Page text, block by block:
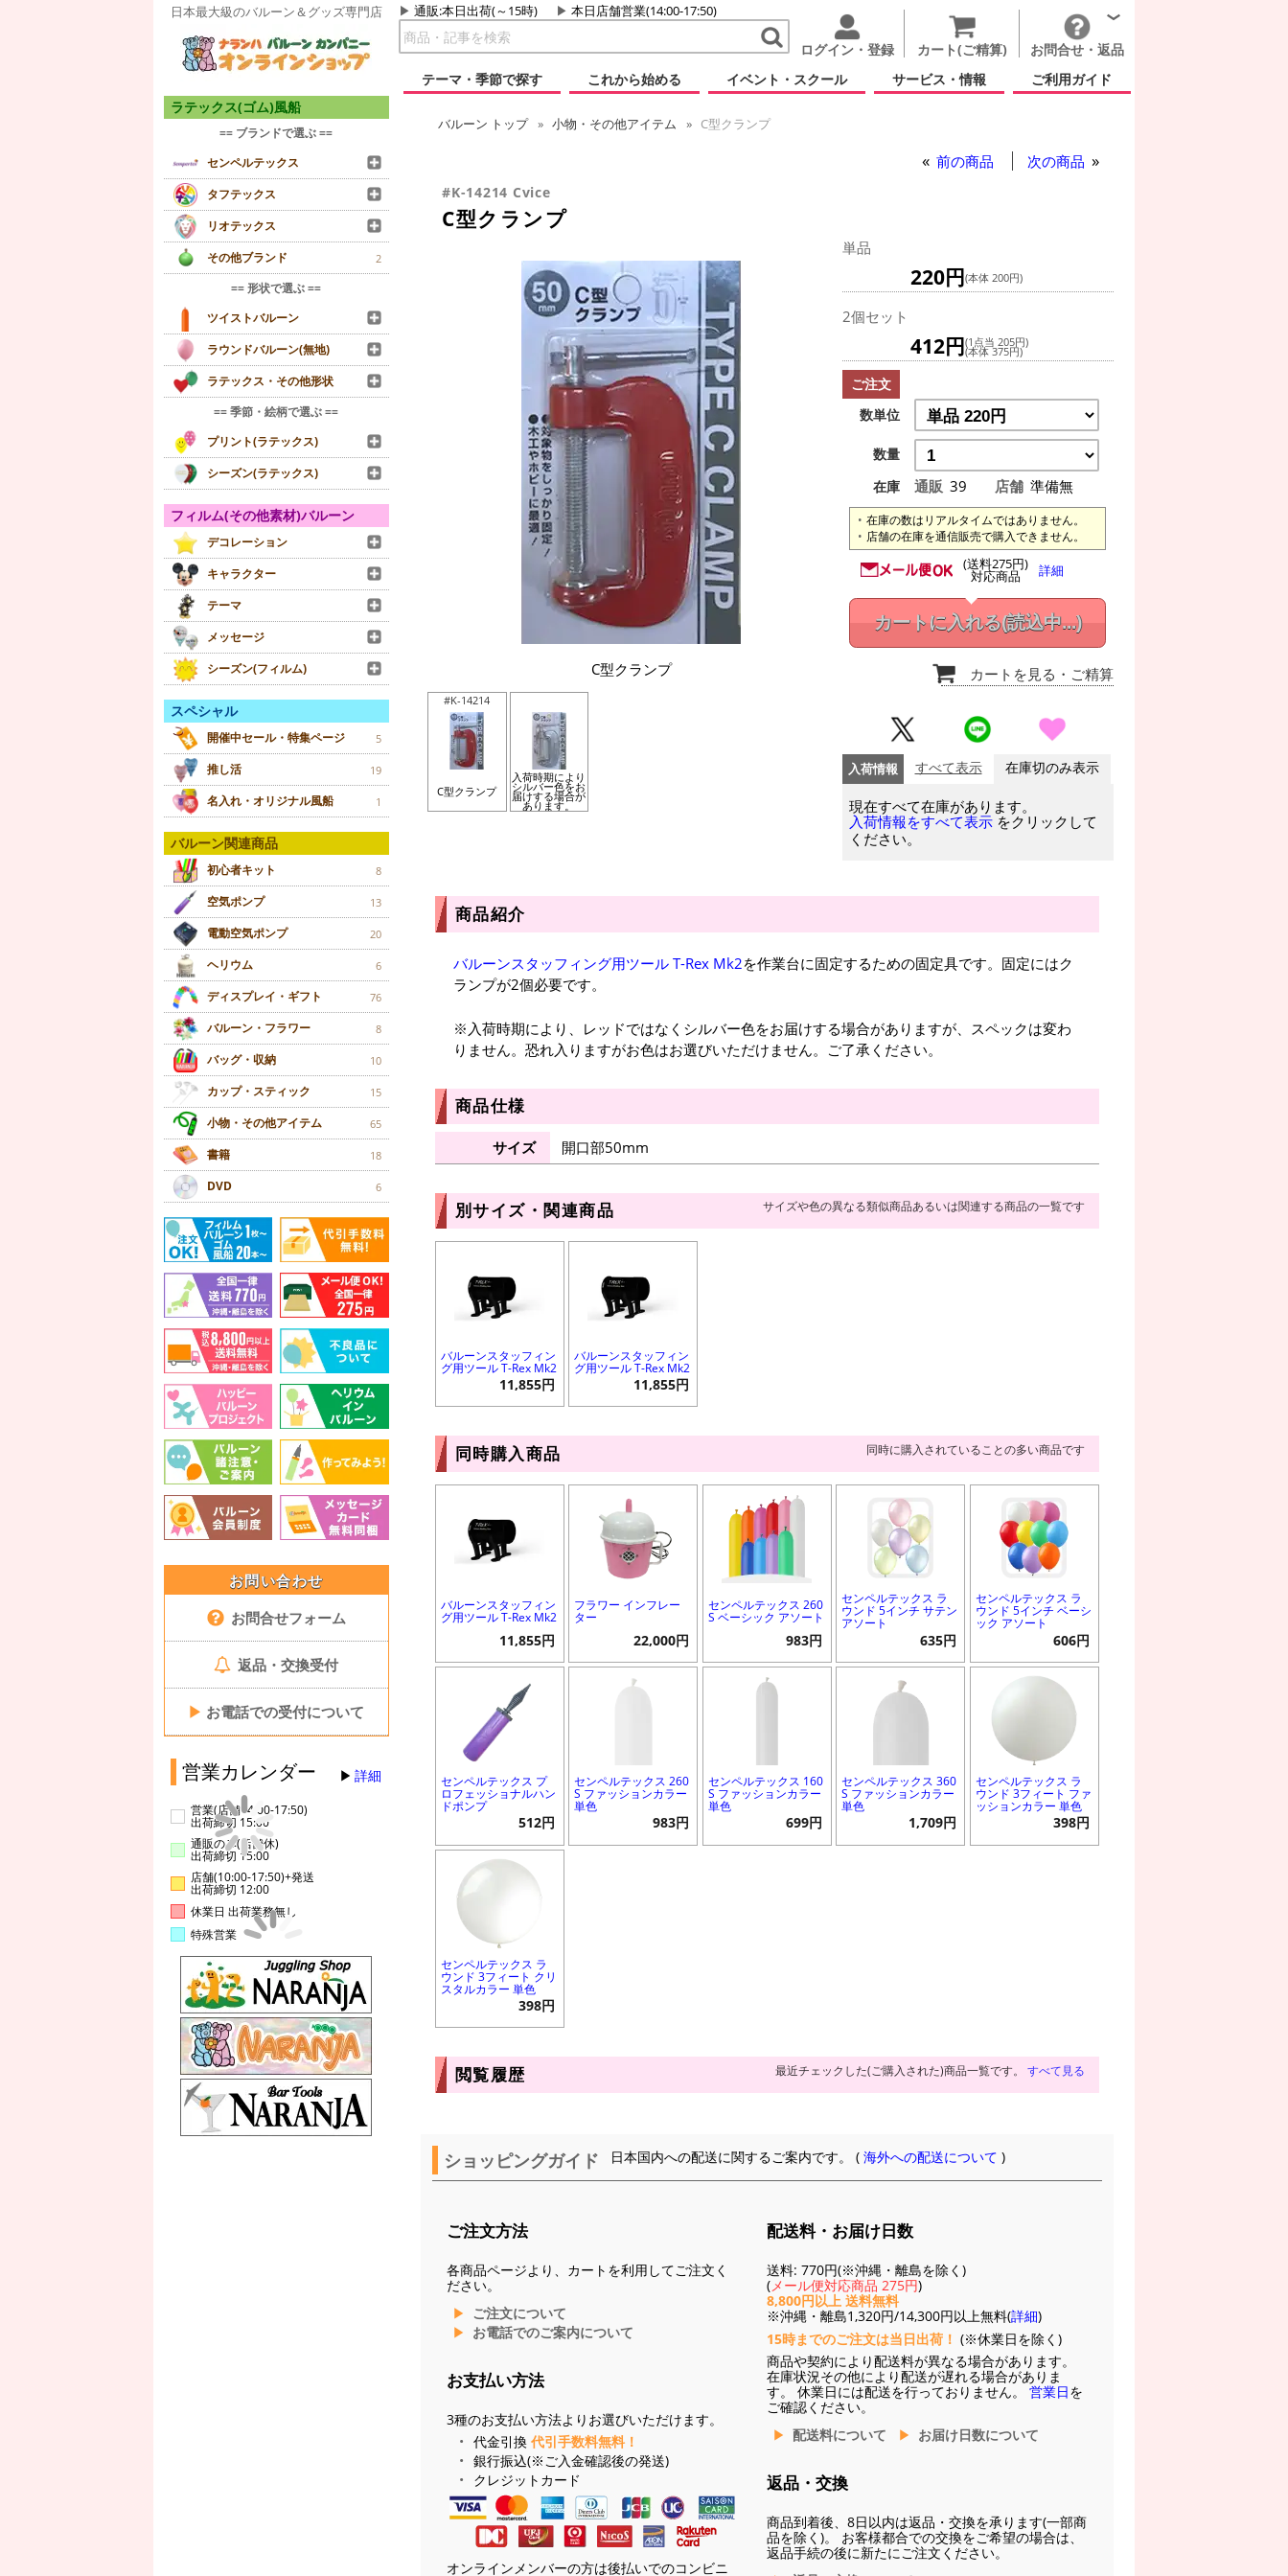
日本最大級のバルーン＆グッズ専門店 通販:本日出荷(～15時) 本日店舗営業(14:00-17:50)
ログイン・登録 カート(ご精算)
お問合せ・返品
テーマ・季節で探す
これから始める イベント・スクール サービス・情報 ご利用ガイド
ラテックス(ゴム)風船
== ブランドで選ぶ ==
センペルテックス
タフテックス
リオテックス
その他ブランド
2
== 形状で選ぶ ==
ツイストバルーン
ラウンドバルーン(無地)
ラテックス・その他形状
== 季節・絵柄で選ぶ ==
プリント(ラテックス)
シーズン(ラテックス)
フィルム(その他素材)バルーン
デコレーション
キャラクター
テーマ
メッセージ
シーズン(フィルム)
スペシャル
開催中セール・特集ページ 5
推し活 19
名入れ・オリジナル風船 1
バルーン関連商品
初心者キット 8
空気ポンプ 13
電動空気ポンプ 20
ヘリウム 6
ディスプレイ・ギフト 76
バルーン・フラワー 8
バッグ・収納 10
カップ・スティック 15
小物・その他アイテム 65
書籍 18
DVD 6
お問い合わせ
お問合せフォーム
返品・交換受付
▶ お電話での受付について
営業カレンダー 詳細
営業(店舗14:00-17:50)
出荷締切 15:00
通販のみ(店舗休)
出荷締切 15:00
店舗(10:00-17:50)+発送
出荷締切 12:00
休業日 出荷業務無し
特殊営業
バルーン トップ 小物・その他アイテム C型クランプ
前の商品 次の商品
#K-14214 Cvice
C型クランプ
C型クランプ
#K-14214
C型クランプ
入荷時期により
シルバー色をお
届けする場合が
あります。
単品
220円(本体 200円)
2個セット
412円(1点当 205円)
(本体 375円)
ご注文
数単位
数量
在庫
通販 39 店舗 準備無
在庫の数はリアルタイムではありません。
店舗の在庫を通信販売で購入できません。
(送料275円)
対応商品 詳細
カートに入れる(読込中...)
カートを見る ・ご精算
入荷情報 すべて表示 在庫切のみ表示
現在すべて在庫があります。
入荷情報をすべて表示 をクリックして
ください。
商品紹介
バルーンスタッフィング用ツール T-Rex Mk2を作業台に固定するための固定具です。固定にはク
ランプが2個必要です。
※入荷時期により、レッドではなくシルバー色をお届けする場合がありますが、スペックは変わ
りません。恐れ入りますがお色はお選びいただけません。ご了承ください。
商品仕様
サイズ 開口部50mm
別サイズ・関連商品 サイズや色の異なる類似商品あるいは関連する商品の一覧です
バルーンスタッフィン
グ用ツール T-Rex Mk2
11,855円
バルーンスタッフィン
グ用ツール T-Rex Mk2
11,855円
同時購入商品 同時に購入されていることの多い商品です
バルーンスタッフィン
グ用ツール T-Rex Mk2
11,855円
フラワー インフレー
ター
22,000円
センペルテックス 260
S ベーシック アソート
983円
センペルテックス ラ
ウンド 5インチ サテン
アソート
635円
センペルテックス ラ
ウンド 5インチ ベーシ
ック アソート
606円
センペルテックス プ
ロフェッショナルハン
ドポンプ
512円
センペルテックス 260
S ファッションカラー
単色
983円
センペルテックス 160
S ファッションカラー
単色
699円
センペルテックス 360
S ファッションカラー
単色
1,709円
センペルテックス ラ
ウンド 3フィート ファ
ッションカラー 単色
398円
センペルテックス ラ
ウンド 3フィート クリ
スタルカラー 単色
398円
閲覧履歴 最近チェックした(ご購入された)商品一覧です。 すべて見る
ショッピングガイド 日本国内への配送に関するご案内です。 (海外への配送について )
ご注文方法
各商品ページより、カートを利用してご注文く
ださい。
ご注文について
お電話でのご案内について
お支払い方法
3種のお支払い方法よりお選びいただけます。
代金引換 代引手数料無料！
銀行振込(※ご入金確認後の発送)
クレジットカード
オンラインメンバーの方は後払いでのコンビニ
配送料・お届け日数
送料: 770円(※沖縄・離島を除く)
(メール便対応商品 275円)
8,800円以上 送料無料
※沖縄・離島1,320円/14,300円以上無料(詳細)
15時までのご注文は当日出荷！ (※休業日を除く)
商品や契約により配送料が異なる場合があります。
在庫状況その他により配送が遅れる場合がありま
す。 休業日には配送を行っておりません。 営業日を
ご確認ください。
配送料について
お届け日数について
返品・交換
商品到着後、8日以内は返品・交換を承ります(一部商
品を除く)。 お客様都合での交換をご希望の場合は、
返品手続の後に新たにご注文ください。